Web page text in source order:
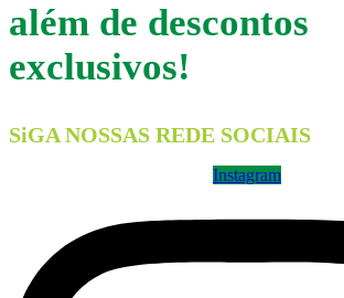
além de descontos
exclusivos!
SiGA NOSSAS REDE SOCIAIS
Instagram